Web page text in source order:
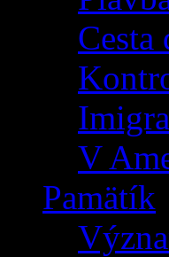
Cesta
V
Pamätík